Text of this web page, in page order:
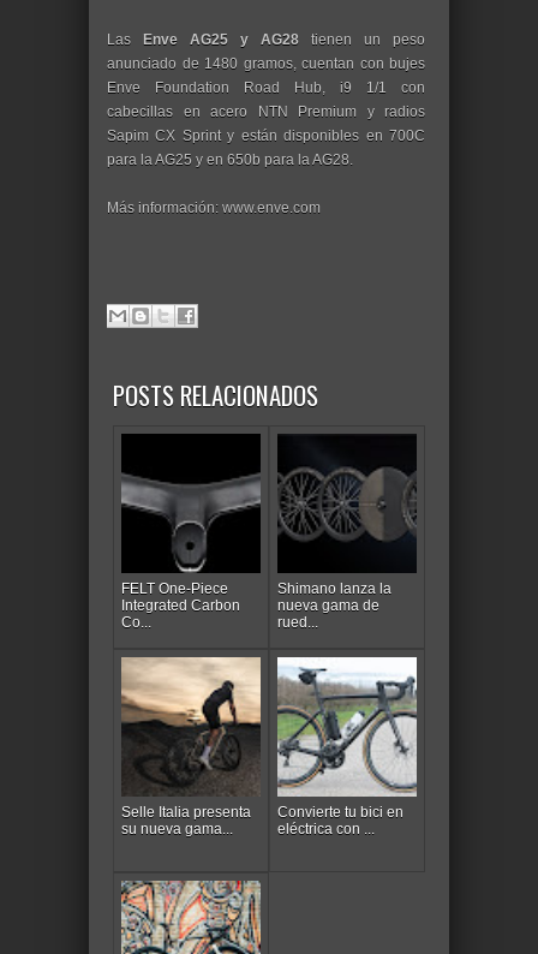
Las Enve AG25 y AG28 tienen un peso
anunciado de 1480 gramos, cuentan con bujes
Enve Foundation Road Hub, i9 1/1 con
cabecillas en acero NTN Premium y radios
Sapim CX Sprint y están disponibles en 700C
para la AG25 y en 650b para la AG28.
Más información: www.enve.com
POSTS RELACIONADOS
FELT One-Piece
Integrated Carbon
Co...
Shimano lanza la
nueva gama de
rued...
Selle Italia presenta
su nueva gama...
Convierte tu bici en
eléctrica con ...